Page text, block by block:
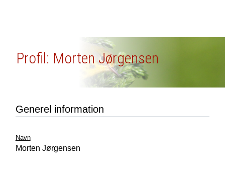
Profil: Morten Jørgensen
Generel information
Navn
Morten Jørgensen